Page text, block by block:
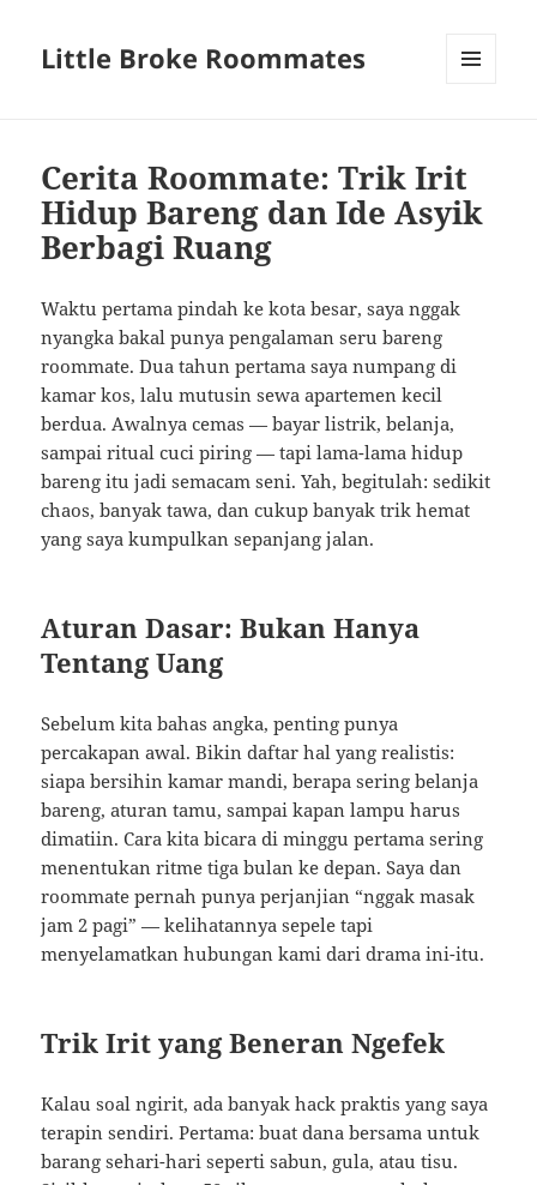
Little Broke Roommates
Cerita Roommate: Trik Irit
Hidup Bareng dan Ide Asyik
Berbagi Ruang
Waktu pertama pindah ke kota besar, saya nggak
nyangka bakal punya pengalaman seru bareng
roommate. Dua tahun pertama saya numpang di
kamar kos, lalu mutusin sewa apartemen kecil
berdua. Awalnya cemas — bayar listrik, belanja,
sampai ritual cuci piring — tapi lama-lama hidup
bareng itu jadi semacam seni. Yah, begitulah: sedikit
chaos, banyak tawa, dan cukup banyak trik hemat
yang saya kumpulkan sepanjang jalan.
Aturan Dasar: Bukan Hanya
Tentang Uang
Sebelum kita bahas angka, penting punya
percakapan awal. Bikin daftar hal yang realistis:
siapa bersihin kamar mandi, berapa sering belanja
bareng, aturan tamu, sampai kapan lampu harus
dimatiin. Cara kita bicara di minggu pertama sering
menentukan ritme tiga bulan ke depan. Saya dan
roommate pernah punya perjanjian “nggak masak
jam 2 pagi” — kelihatannya sepele tapi
menyelamatkan hubungan kami dari drama ini-itu.
Trik Irit yang Beneran Ngefek
Kalau soal ngirit, ada banyak hack praktis yang saya
terapin sendiri. Pertama: buat dana bersama untuk
barang sehari-hari seperti sabun, gula, atau tisu.